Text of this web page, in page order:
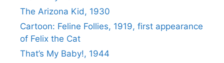
The Arizona Kid, 1930
Cartoon: Feline Follies, 1919, first appearance
of Felix the Cat
That’s My Baby!, 1944